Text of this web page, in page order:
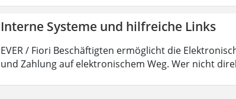
Interne Systeme und hilfreiche Links
EVER / Fiori Beschäftigten ermöglicht die
und Zahlung auf elektronischem Weg. Wer nicht